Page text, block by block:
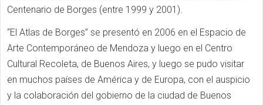
Centenario de Borges (entre 1999 y 2001).
“El Atlas de Borges” se presentó en 2006 en el Espacio de
Arte Contemporáneo de Mendoza y luego en el Centro
Cultural Recoleta, de Buenos Aires, y luego se pudo visitar
en muchos países de América y de Europa, con el auspicio
y la colaboración del gobierno de la ciudad de Buenos